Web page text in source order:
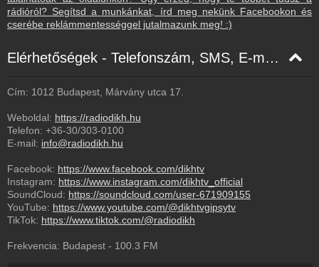
rádióról? Segítsd a munkánkat, írd meg nekünk Facebookon és
cserébe reklámmentességgel jutalmazunk meg! :)
Elérhetőségek - Telefonszám, SMS, E-mail, Facebook
Cím: 1012 Budapest, Márvány utca 17.
Weboldal: https://radiodikh.hu
Telefon: +36-30/303-0100
E-mail: info@radiodikh.hu
Facebook: https://www.facebook.com/dikhtv
Instagram: https://www.instagram.com/dikhtv_official
SoundCloud: https://soundcloud.com/user-671909155
YouTube: https://www.youtube.com/@dikhtvgipsytv
TikTok: https://www.tiktok.com/@radiodikh
Frekvencia: Budapest - 100.3 FM